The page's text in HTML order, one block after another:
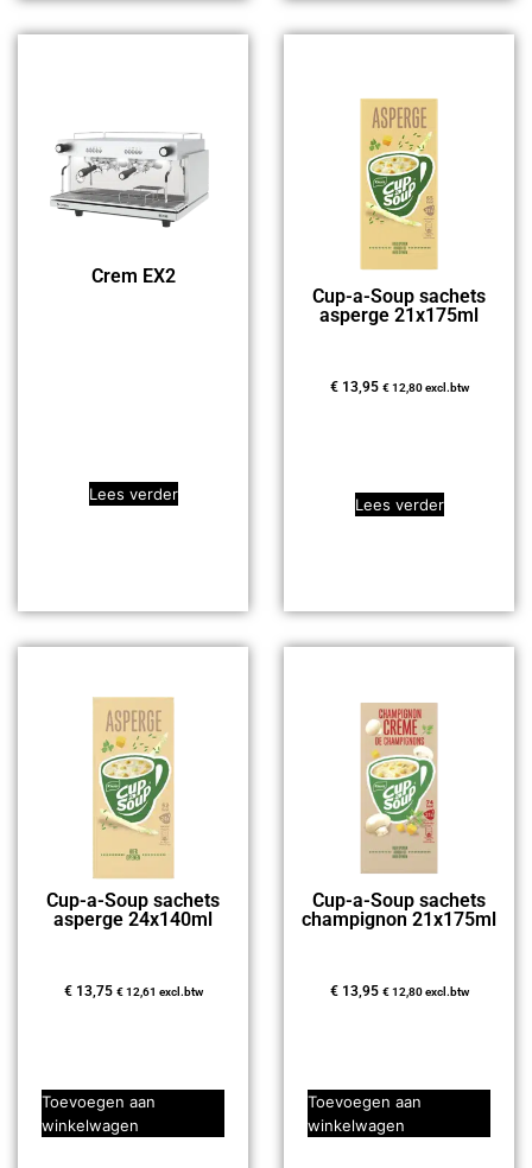
Crem EX2
Lees verder
Cup-a-Soup sachets
asperge 21x175ml
€13,95 €12,80excl.btw
Lees verder
Cup-a-Soup sachets
asperge 24x140ml
€13,75 €12,61 excl.btw
Toevoegen aan
winkelwagen
Cup-a-Soup sachets
champignon 21x175ml
€13,95 €12,80excl.btw
Toevoegen aan
winkelwagen